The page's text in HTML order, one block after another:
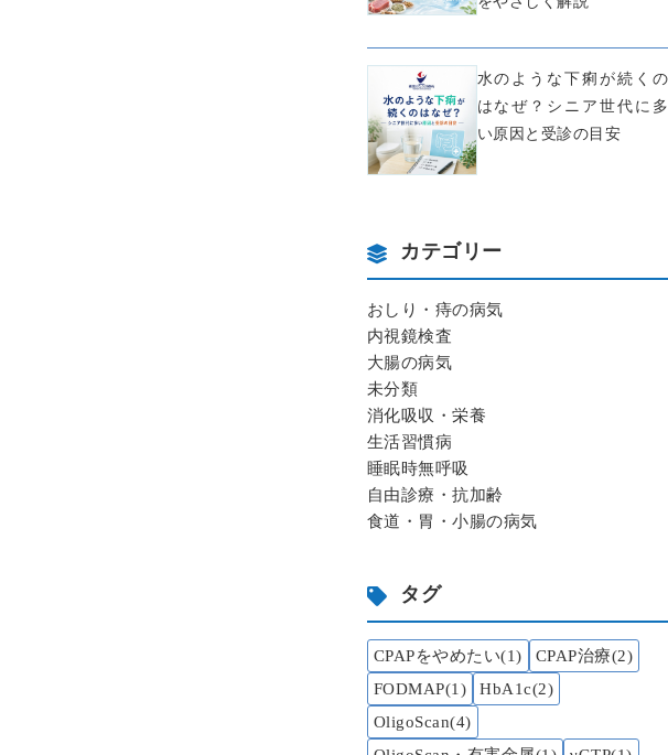
水のような下痢が続くの
はなぜ？シニア世代に多
い原因と受診の目安
カテゴリー
おしり・痔の病気
内視鏡検査
大腸の病気
未分類
消化吸収・栄養
生活習慣病
睡眠時無呼吸
自由診療・抗加齢
食道・胃・小腸の病気
タグ
CPAPをやめたい(1)
CPAP治療(2)
FODMAP(1)
HbA1c(2)
OligoScan(4)